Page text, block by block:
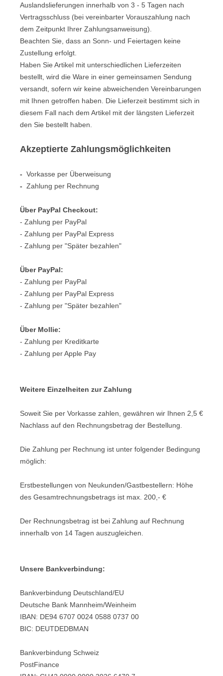
Auslandslieferungen innerhalb von 3 - 5 Tagen nach
Vertragsschluss (bei vereinbarter Vorauszahlung nach
dem Zeitpunkt Ihrer Zahlungsanweisung).
Beachten Sie, dass an Sonn- und Feiertagen keine
Zustellung erfolgt.
Haben Sie Artikel mit unterschiedlichen Lieferzeiten
bestellt, wird die Ware in einer gemeinsamen Sendung
versandt, sofern wir keine abweichenden Vereinbarungen
mit Ihnen getroffen haben.
Die Lieferzeit bestimmt sich in
diesem Fall nach dem Artikel mit der längsten Lieferzeit
den Sie bestellt haben.
Akzeptierte Zahlungsmöglichkeiten
- Vorkasse per Überweisung
- Zahlung per Rechnung
Über PayPal Checkout:
- Zahlung per PayPal
- Zahlung per PayPal Express
- Zahlung per "Später bezahlen"
Über PayPal:
- Zahlung per PayPal
- Zahlung per PayPal Express
- Zahlung per "Später bezahlen"
Über Mollie:
- Zahlung per Kreditkarte
- Zahlung per Apple Pay
Weitere Einzelheiten zur Zahlung
Soweit Sie per Vorkasse zahlen, gewähren wir Ihnen 2,5 €
Nachlass auf den Rechnungsbetrag der Bestellung.
Die Zahlung per Rechnung ist unter folgender Bedingung
möglich:
Erstbestellungen von Neukunden/Gastbestellern: Höhe
des Gesamtrechnungsbetrags ist max. 200,- €
Der Rechnungsbetrag ist bei Zahlung auf Rechnung
innerhalb von 14 Tagen auszugleichen.
Unsere Bankverbindung:
Bankverbindung Deutschland/EU
Deutsche Bank Mannheim/Weinheim
IBAN: DE94 6707 0024 0588 0737 00
BIC: DEUTDEDBMAN
Bankverbindung Schweiz
PostFinance